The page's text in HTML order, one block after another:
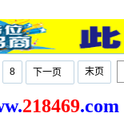
8 下一页 末页
218469.com